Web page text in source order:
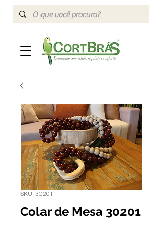
SKU: 30201
Colar de Mesa 30201